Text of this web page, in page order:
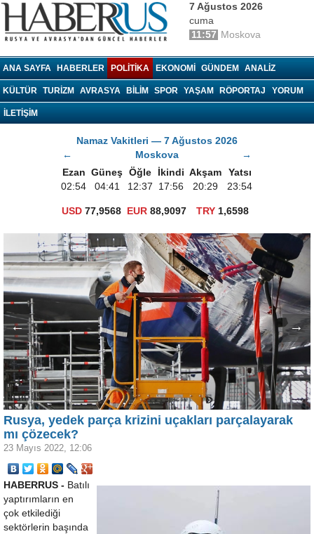
7 Ağustos 2026
cuma
11:57 Moskova
ANA SAYFA HABERLER POLITIKA EKONOMI GÜNDEM ANALIZ
KÜLTÜR TURIZM AVRASYA BILIM SPOR YAŞAM RÖPORTAJ YORUM
İLETİŞİM
Namaz Vakitleri — 7 Ağustos 2026
←
Moskova
→
Ezan Güneş Öğle İkindi Akşam
Yatsı
02:54
04:41 12:37 17:56 20:29 23:54
USD 77,9568 EUR 88,9097 TRY1,6598
← →
Rusya, yedek parça krizini uçakları parçalayarak
mı çözecek?
23 Mayıs 2022, 12:06
HABERRUS - Batılı
yaptırımların en
çok etkilediği
sektörlerin başında